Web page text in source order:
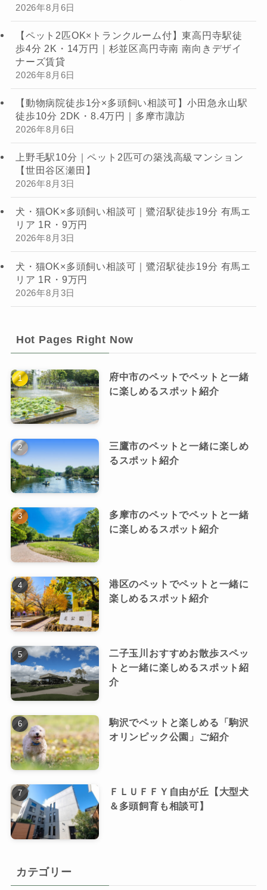
2026年8月6日
【ペット2匹OK×トランクルーム付】東高円寺駅徒
歩4分 2K・14万円｜杉並区高円寺南 南向きデザイ
ナーズ賃貸
2026年8月6日
【動物病院徒歩1分×多頭飼い相談可】小田急永山駅
徒歩10分 2DK・8.4万円｜多摩市諏訪
2026年8月6日
上野毛駅10分｜ペット2匹可の築浅高級マンション
【世田谷区瀬田】
2026年8月3日
犬・猫OK×多頭飼い相談可｜鷺沼駅徒歩19分 有馬エ
リア 1R・9万円
2026年8月3日
犬・猫OK×多頭飼い相談可｜鷺沼駅徒歩19分 有馬エ
リア 1R・9万円
2026年8月3日
Hot Pages Right Now
府中市のペットでペットと一緒
に楽しめるスポット紹介
三鷹市のペットと一緒に楽しめ
るスポット紹介
多摩市のペットでペットと一緒
に楽しめるスポット紹介
港区のペットでペットと一緒に
楽しめるスポット紹介
二子玉川おすすめお散歩スペッ
トと一緒に楽しめるスポット紹
介
駒沢でペットと楽しめる「駒沢
オリンピック公園」ご紹介
ＦＬＵＦＦＹ自由が丘【大型犬
＆多頭飼育も相談可】
カテゴリー